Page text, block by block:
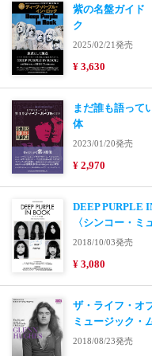
紫の名盤ガイド
ク
2025/02/21発売
¥ 3,630
まだ誰も語って
体
2023/01/20発売
¥ 2,970
DEEP PURPLE
〈シンコー・ミ
2018/10/03発売
¥ 3,080
ザ・ライフ・オ
ミュージック・
2018/08/23発売